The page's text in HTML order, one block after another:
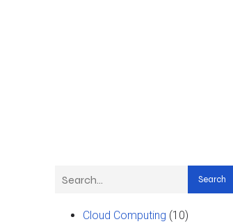
Search
Cloud Computing (10)